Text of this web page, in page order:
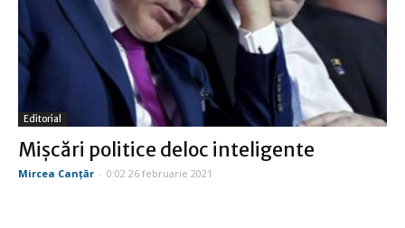
Editorial
Mişcări politice deloc inteligente
Mircea Canţăr - 0:02 26 februarie 2021